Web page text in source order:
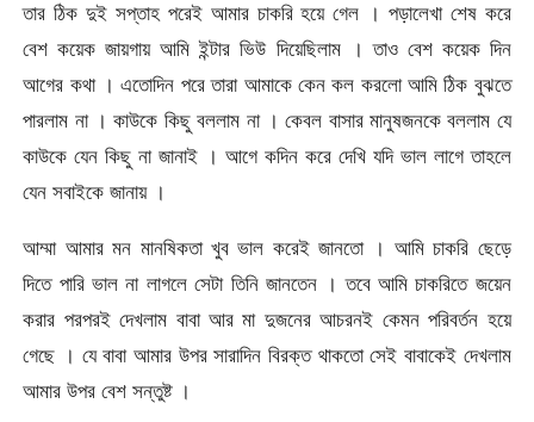
তার ঠিক দুই সপ্তাহ পরেই আমার চাকরি হয়ে গেল । পড়ালেখা শেষ করে
বেশ কয়েক জায়গায় আমি ইন্টার ভিউ দিয়েছিলাম । তাও বেশ কয়েক দিন
আগের কথা । এতোদিন পরে তারা আমাকে কেন কল করলো আমি ঠিক বুঝতে
পারলাম না । কাউকে কিছু বললাম না । কেবল বাসার মানুষজনকে বললাম যে
কাউকে যেন কিছু না জানাই । আগে কদিন করে দেখি যদি ভাল লাগে তাহলে
যেন সবাইকে জানায় ।
আম্মা আমার মন মানষিকতা খুব ভাল করেই জানতো । আমি চাকরি ছেড়ে
দিতে পারি ভাল না লাগলে সেটা তিনি জানতেন । তবে আমি চাকরিতে জয়েন
করার পরপরই দেখলাম বাবা আর মা দুজনের আচরনই কেমন পরিবর্তন হয়ে
গেছে । যে বাবা আমার উপর সারাদিন বিরক্ত থাকতো সেই বাবাকেই দেখলাম
আমার উপর বেশ সন্তুষ্ট ।